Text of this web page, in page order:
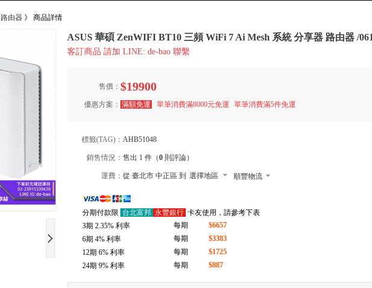
路由器 》 商品詳情
ASUS 華碩 ZenWIFI BT10 三頻 WiFi 7 Ai Mesh 系統 分享器 路由器 /
客訂商品 請加 LINE: de-bao 聯繫
售價： $19900
優惠方案： 滿額免運 單筆消費滿8000元免運 單筆消費滿5件免運
標籤(TAG)： AHB51048
銷售情況： 售出 1 件（0 則評論）
運費： 從 臺北市 中正區 到 選擇地區 順豐物流
郵局
分期付款限 台北富邦 永豐銀行 卡友使用，請參考下表
3期 2.35% 利率 每期
$6657
6期 4% 利率 每期
$3383
12期 6% 利率 每期
$1725
24期 9% 利率 每期 $887